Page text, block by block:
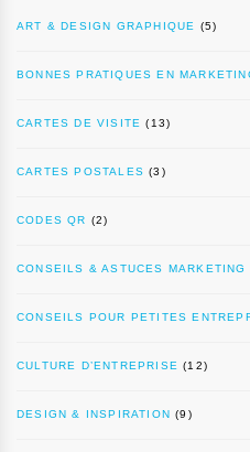
ART & DESIGN GRAPHIQUE (5)
BONNES PRATIQUES EN
CARTES DE VISITE (13)
CARTES POSTALES (3)
CODES QR (2)
CONSEILS & ASTUCES MARKETING
CONSEILS POUR PETITES
CULTURE D’ENTREPRISE (12)
DESIGN & INSPIRATION (9)